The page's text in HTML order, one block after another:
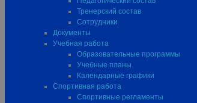
Тренерский состав
Сотрудники
Документы
Учебная работа
Образовательные программы
Учебные планы
Календарные графики
Спортивная работа
Спортивные регламенты